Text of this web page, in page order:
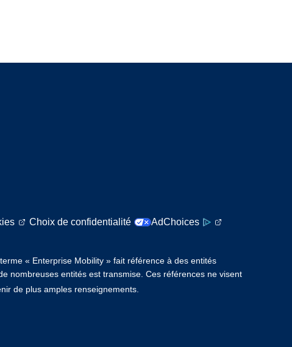
Choix de confidentialité AdChoices
« Enterprise Mobility » fait référence à des entités
nombreuses entités est transmise. Ces références ne visent
de plus amples renseignements.